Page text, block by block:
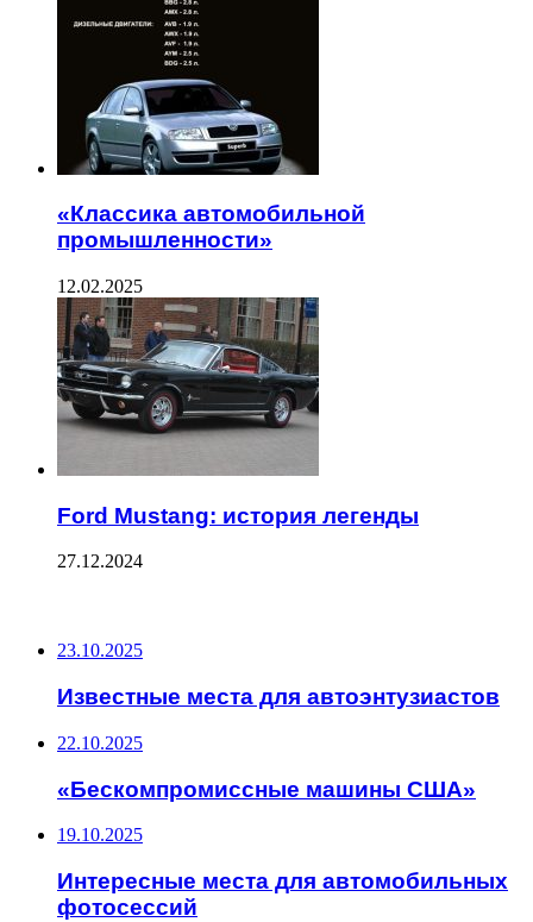
«Классика автомобильной
промышленности»
12.02.2025
Ford Mustang: история легенды
27.12.2024
23.10.2025
Известные места для автоэнтузиастов
22.10.2025
«Бескомпромиссные машины США»
19.10.2025
Интересные места для автомобильных
фотосессий